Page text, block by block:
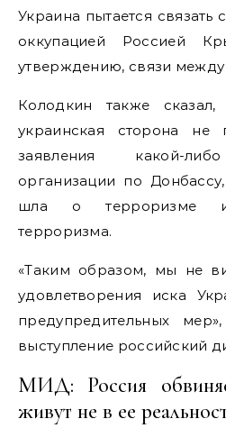
Украина пытается связать
оккупацией Россией
утверждению, связи
Колодкин также
украинская сторона не
заявления какой-
организации по
шла о терроризме и
терроризма.
«Таким образом, мы не
удовлетворения иска
предупредительных
выступление российский
МИД: Россия
живут не в ее